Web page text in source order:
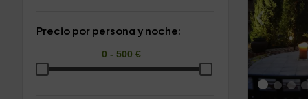
Precio por persona y noche: ‹